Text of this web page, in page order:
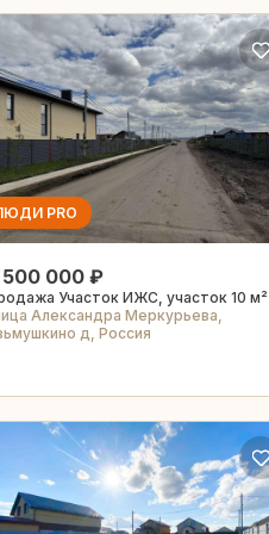
PRO
500 000 ₽
Участок ИЖС, участок 10 м²
Александра Меркурьева,
д, Россия